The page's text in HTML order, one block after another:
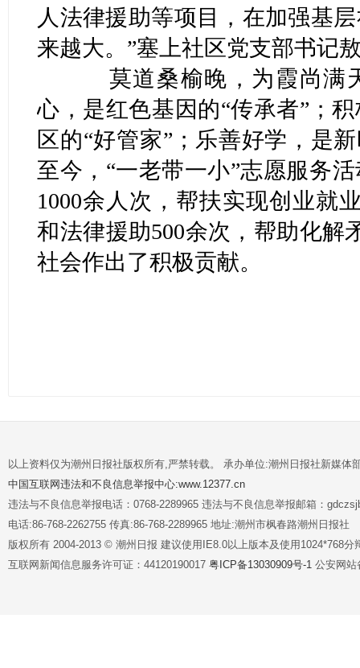
人法律援助等项目，在加强基
来越大。”塞上社区党支部书记
莫道桑榆晚，为霞尚满
心，是红色基因的“传承者”；
区的“好管家”；乐善好学，是
至今，“一老带一小”志愿服务
1000余人次，帮扶实现创业就
和法律援助500余次，帮助化解
社会作出了积极贡献。
以上资料仅为潮州日报社版权所有,严禁转载。 承办单位:潮州日报社新媒体
中国互联网违法和不良信息举报中心:www.12377.cn
违法与不良信息举报电话：0768-2289965 违法与不良信息举报邮箱：
电话:86-768-2262755 传真:86-768-2289965 地址:潮州市枫春路潮州日报社
版权所有 2004-2013 © 潮州日报 建议使用IE8.0以上版本及使用1024*768分
互联网新闻信息服务许可证：44120190017 粤ICP备13030909号-1 公安网站